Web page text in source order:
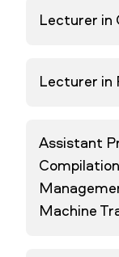
Lecturer in
Lecturer in
Assistant
Machine